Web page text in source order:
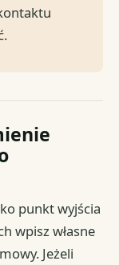
punkt wyjścia
wpisz własne
Jeżeli